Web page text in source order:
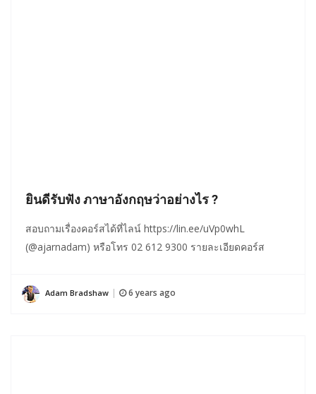
ยินดีรับฟัง ภาษาอังกฤษว่าอย่างไร ?
สอบถามเรื่องคอร์สได้ที่ไลน์ https://lin.ee/uVp0whL
(@ajarnadam) หรือโทร 02 612 9300 รายละเอียดคอร์ส
Adam Bradshaw 6 years ago